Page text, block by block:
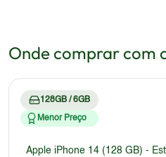
Onde comprar com
128GB / 6GB
Menor Preço
Apple iPhone 14 (128 GB) -